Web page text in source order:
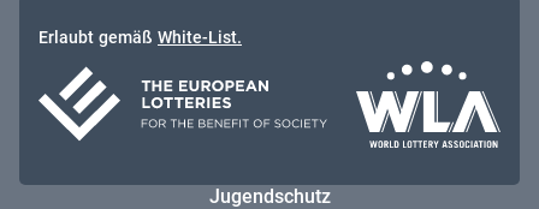
Erlaubt gemäß White-List.
Jugendschutz